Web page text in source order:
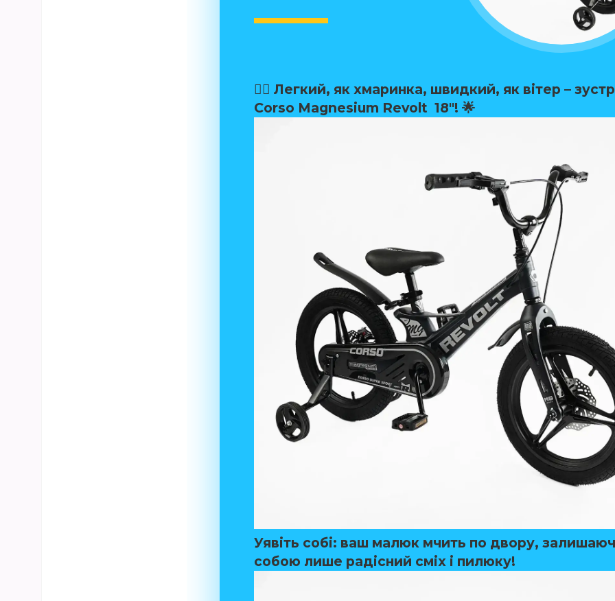
🚴‍♂️ Легкий, як хмаринка, швидкий, як вітер –
Corso Magnesium Revolt 18"! 🌟
Уявіть собі: ваш малюк мчить по двору,
собою лише радісний сміх і пилюку!